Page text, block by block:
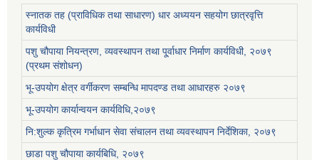
स्नातक तह (प्राविधिक तथा साधारण) धार अध्ययन सहयोग छात्रवृत्ति
कार्यविधी
पशु चौपाया नियन्त्रण, व्यवस्थापन तथा पू्र्वाधार निर्माण कार्यविधी, २०७९
(प्रथम संशोधन)
भू-उपयोग क्षेत्र वर्गीकरण सम्बन्धि मापदण्ड तथा आधारहरु २०७९
भू-उपयोग कार्यान्वयन कार्यविधि,२०७९
नि:शुल्क कृत्रिम गर्भाधान सेवा संचालन तथा व्यवस्थापन निर्देशिका, २०७९
छाडा पशु चौपाया कार्यबिधि, २०७९